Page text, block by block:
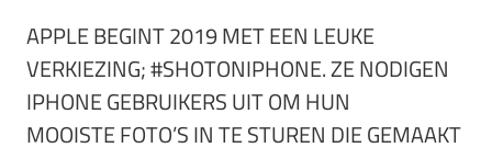
APPLE BEGINT 2019 MET EEN LEUKE
VERKIEZING; #SHOTONIPHONE. ZE NODIGEN
IPHONE GEBRUIKERS UIT OM HUN
MOOISTE FOTO’S IN TE STUREN DIE GEMAAKT